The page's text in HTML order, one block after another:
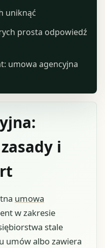
i
umowa
w zakresie
stale
umów albo zawiera
uniknąć
prosta odpowiedź
umowa agencyjna